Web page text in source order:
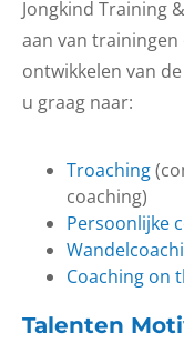
Jongkind Training
aan van
ontwikkelen van
u graag naar:
Troaching
coaching)
Persoonlijke
Coaching on
Talenten